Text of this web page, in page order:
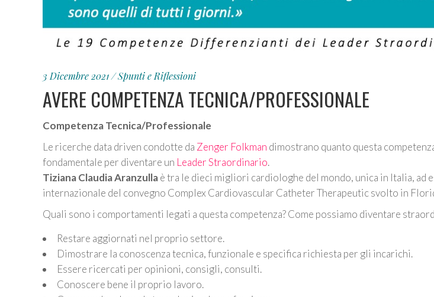
3 Dicembre 2021 Spunti e Riflessioni
AVERE COMPETENZA TECNICA/PROFESSIONALE
Competenza Tecnica/Professionale
Le ricerche data driven condotte da Zenger Folkman dimostrano quanto questa
fondamentale per diventare un Leader Straordinario.
Tiziana Claudia Aranzullaè tra le dieci migliori cardiologhe del mondo, unica in Italia, ad
internazionale del convegno Complex Cardiovascular Catheter Therapeutic svolto in
Quali sono i comportamenti legati a questa competenza? Come possiamo diventare
Restare aggiornati nel proprio settore.
Dimostrare la conoscenza tecnica, funzionale e specifica richiesta per gli incarichi.
Essere ricercati per opinioni, consigli, consulti.
Conoscere bene il proprio lavoro.